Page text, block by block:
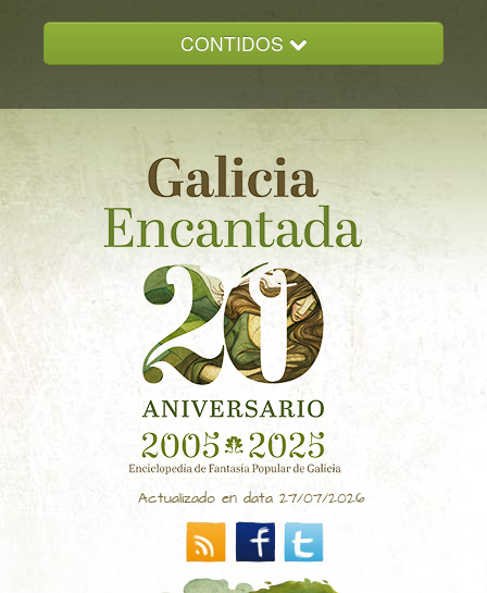
CONTIDOS
GALICIA ENCANTADA
DOCUMENTACION
NOVAS
CONTACTO
Actualizado en data 27/07/2026